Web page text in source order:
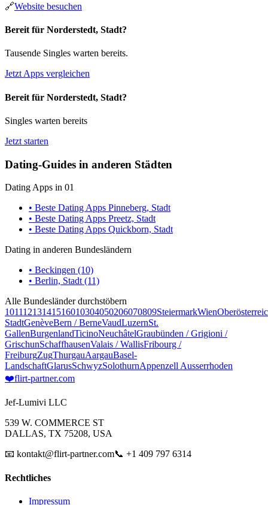
🔗Website besuchen
Bereit für Norderstedt, Stadt?
Tausende Singles warten bereits.
Jetzt Apps vergleichen
Bereit für Norderstedt, Stadt?
Singles warten bereits
Jetzt starten
Dating-Guides in anderen Städten
Dating Apps in 01
• Beste Dating Apps Pinneberg, Stadt
• Beste Dating Apps Preetz, Stadt
• Beste Dating Apps Quickborn, Stadt
Dating in anderen Bundesländern
• Beckingen (10)
• Berlin, Stadt (11)
Alle Bundesländer durchstöbern
10111213141516010304050206070809SteiermarkWien
StadtGenèveBern / BerneVaudLuzernSt.
GallenBurgenlandTicinoNeuchâtelGraubünden / Grigioni /
GrischunSchaffhausenValais / WallisFribourg /
FreiburgZugThurgauAargauBasel-
LandschaftGlarusSchwyzSolothurnAppenzell Ausserrhoden
❤️flirt-partner.com
Jef-Lumivi LLC
539 W. COMMERCE ST
DALLAS, TX 75208, USA
📧 kontakt@flirt-partner.com📞 +1 409 797 6314
Rechtliches
Impressum